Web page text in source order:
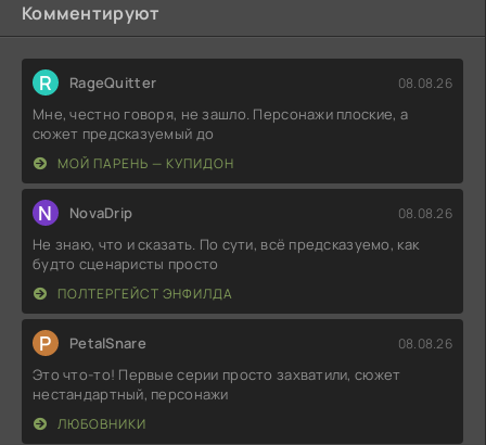
Комментируют
R RageQuitter 08.08.26
Мне, честно говоря, не зашло. Персонажи плоские, а
сюжет предсказуемый до
МОЙ ПАРЕНЬ — КУПИДОН
N NovaDrip 08.08.26
Не знаю, что и сказать. По сути, всё предсказуемо, как
будто сценаристы просто
ПОЛТЕРГЕЙСТ ЭНФИЛДА
P PetalSnare 08.08.26
Это что-то! Первые серии просто захватили, сюжет
нестандартный, персонажи
ЛЮБОВНИКИ